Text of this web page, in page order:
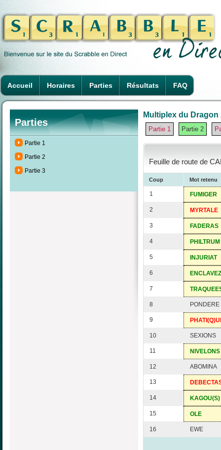
Accueil Horaires Parties Résultats FAQ
Parties
Partie 1
Partie 2
Partie 3
Multiplex du Dragon
Partie 1 Partie 2
Feuille de route de
Coup Mot retenu
1 FUMIGER
2 MYRTALE
3 FADERAS
4 PHILTRUM
5 INJURIAT
6 ENCLAVEZ
7
8 PONDERE
9
10 SEXIONS
11 NIVELONS
12 ABOMINA
13
14 KAGOU(S)
15 OLE
16 EWE